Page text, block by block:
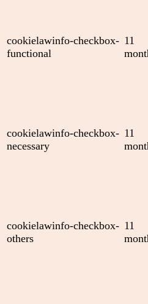
cookielawinfo-checkbox-
functional
11
cookielawinfo-checkbox-
necessary
11
cookielawinfo-checkbox-
others
11